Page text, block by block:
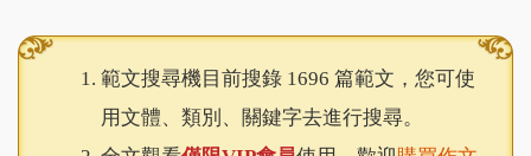
範文搜尋機目前搜錄 1696 篇範文，您可使
用文體、類別、關鍵字去進行搜尋。